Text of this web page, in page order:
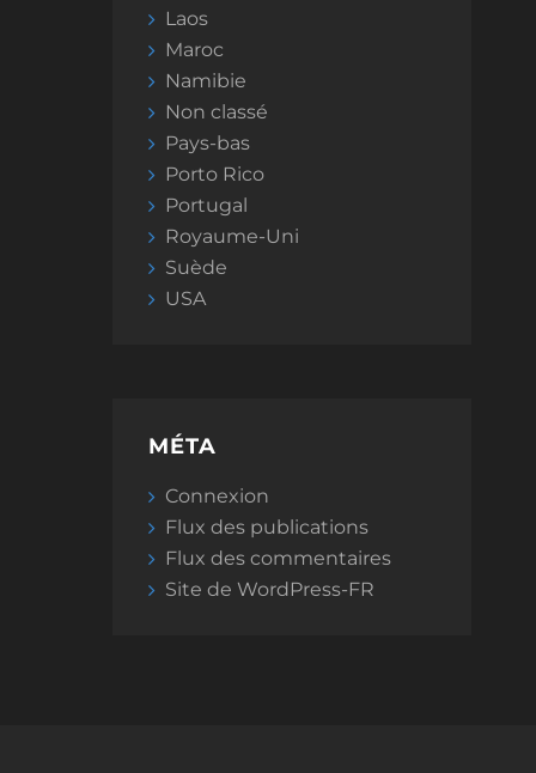
Laos
Maroc
Namibie
Non classé
Pays-bas
Porto Rico
Portugal
Royaume-Uni
Suède
USA
MÉTA
Connexion
Flux des publications
Flux des commentaires
Site de WordPress-FR